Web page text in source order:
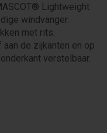
Lightweight
windvanger.
met rits.
de zijkanten en op
verstelbaar.